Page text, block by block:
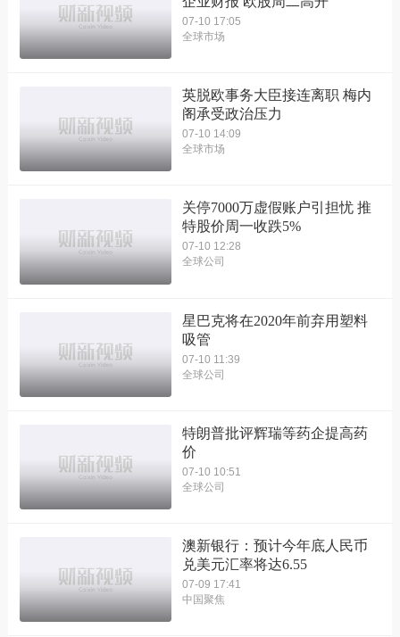
07-10 17:05
全球市场
英脱欧事务大臣接连离职 梅内
阁承受政治压力
07-10 14:09
全球市场
关停7000万虚假账户引担忧 推
特股价周一收跌5%
07-10 12:28
全球公司
星巴克将在2020年前弃用塑料
吸管
07-10 11:39
全球公司
特朗普批评辉瑞等药企提高药
价
07-10 10:51
全球公司
澳新银行：预计今年底人民币
兑美元汇率将达6.55
07-09 17:41
中国聚焦